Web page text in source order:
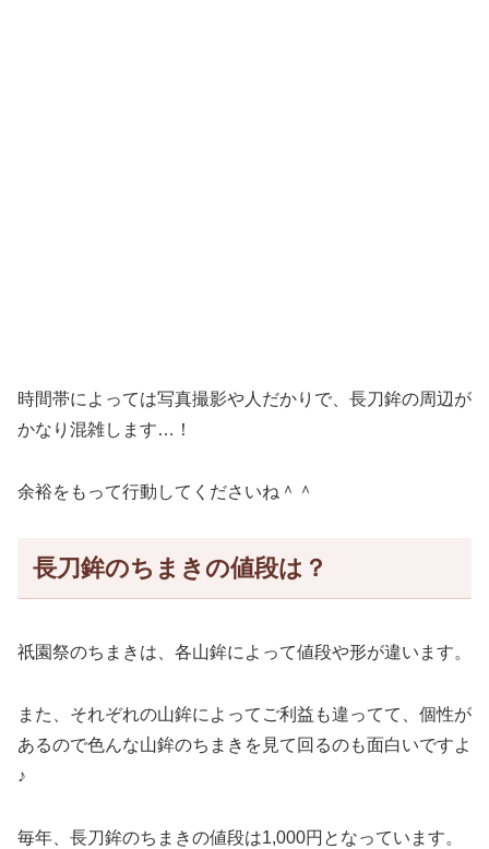
時間帯によっては写真撮影や人だかりで、長刀鉾の周辺が
かなり混雑します…！
余裕をもって行動してくださいね＾＾
長刀鉾のちまきの値段は？
祇園祭のちまきは、各山鉾によって値段や形が違います。
また、それぞれの山鉾によってご利益も違ってて、個性が
あるので色んな山鉾のちまきを見て回るのも面白いですよ
♪
毎年、長刀鉾のちまきの値段は1,000円 となっています。